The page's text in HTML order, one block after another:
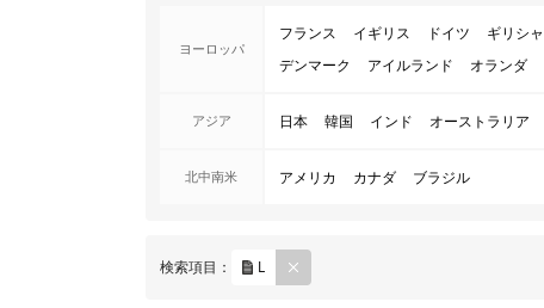
ヨーロッパ
フランス イギリス ドイツ ギリシャ
デンマーク
アイルランド オランダ
アジア 日本 韓国 インド オーストラリア
北中南米 アメリカ カナダ ブラジル
検索項目： L
REM
OVE